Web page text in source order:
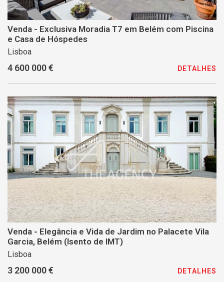
Venda - Exclusiva Moradia T7 em Belém com Piscina
e Casa de Hóspedes
Lisboa
4 600 000 € DETALHES
Venda - Elegância e Vida de Jardim no Palacete Vila
Garcia, Belém (Isento de IMT)
Lisboa
3 200 000 € DETALHES